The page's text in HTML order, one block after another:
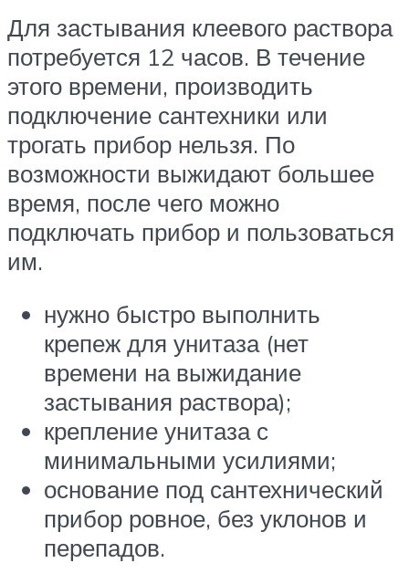
Для застывания клеевого раствора
потребуется 12 часов. В течение
этого времени, производить
подключение сантехники или
трогать прибор нельзя. По
возможности выжидают большее
время, после чего можно
подключать прибор и пользоваться
им.
нужно быстро выполнить
крепеж для унитаза (нет
времени на выжидание
застывания раствора);
крепление унитаза с
минимальными усилиями;
основание под сантехнический
прибор ровное, без уклонов и
перепадов.